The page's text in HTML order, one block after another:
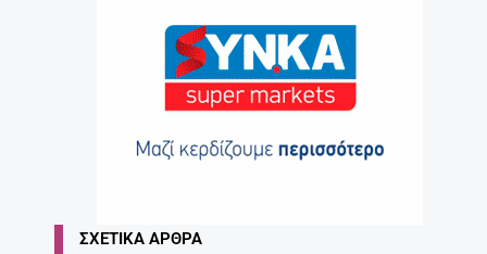
ΣΧΕΤΙΚΆ ΆΡΘΡΑ